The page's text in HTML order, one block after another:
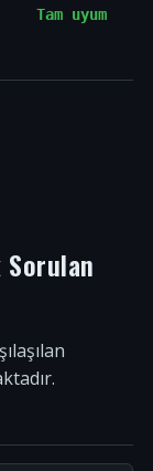
Tam uyum
Sorulan